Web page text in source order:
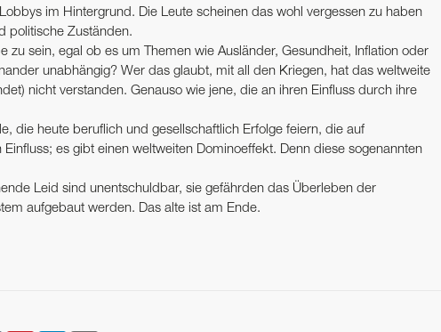
im Hintergrund. Die Leute scheinen das wohl vergessen zu haben
politische Zuständen.
zu sein, egal ob es um Themen wie ­Ausländer, Gesundheit, ­Inflation oder
unabhängig? Wer das glaubt, mit all den Kriegen, hat das weltweite
nicht verstanden. Genauso wie jene, die an ihren Einfluss durch ihre
die heute beruflich und gesellschaftlich Erfolge feiern, die auf
es gibt einen weltweiten Dominoeffekt. Denn diese sogenannten
Leid sind unentschuldbar, sie gefährden das Überleben der
aufgebaut werden. Das alte ist am Ende.